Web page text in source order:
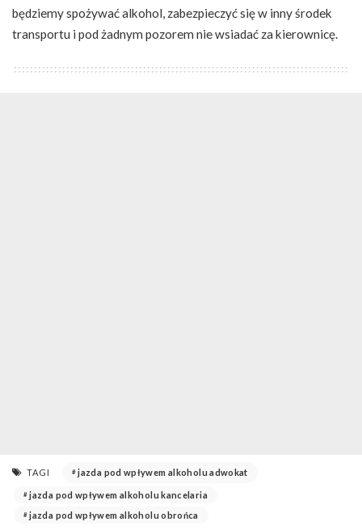
będziemy spożywać alkohol, zabezpieczyć się w inny środek
transportu i pod żadnym pozorem nie wsiadać za kierownicę.
TAGI jazda pod wpływem alkoholu adwokat
jazda pod wpływem alkoholu kancelaria
jazda pod wpływem alkoholu obrońca